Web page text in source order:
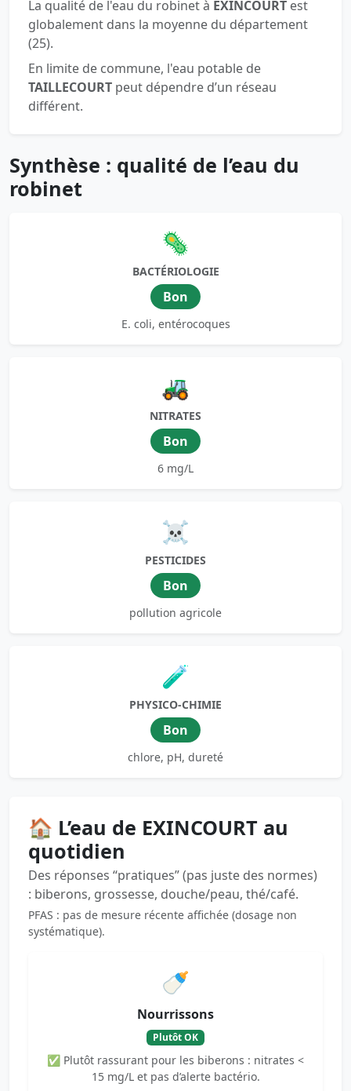
La qualité de l'eau du robinet à EXINCOURT est
globalement dans la moyenne du département
(25).
En limite de commune, l'eau potable de
TAILLECOURT peut dépendre d’un réseau
différent.
Synthèse : qualité de l’eau du
robinet
🦠
BACTÉRIOLOGIE
Bon
E. coli, entérocoques
🚜
NITRATES
Bon
6 mg/L
☠️
PESTICIDES
Bon
pollution agricole
🧪
PHYSICO-CHIMIE
Bon
chlore, pH, dureté
🏠 L’eau de EXINCOURT au
quotidien
Des réponses “pratiques” (pas juste des normes)
: biberons, grossesse, douche/peau, thé/café.
PFAS : pas de mesure récente affichée (dosage non
systématique).
🍼
Nourrissons
Plutôt OK
✅ Plutôt rassurant pour les biberons : nitrates <
15 mg/L et pas d’alerte bactério.